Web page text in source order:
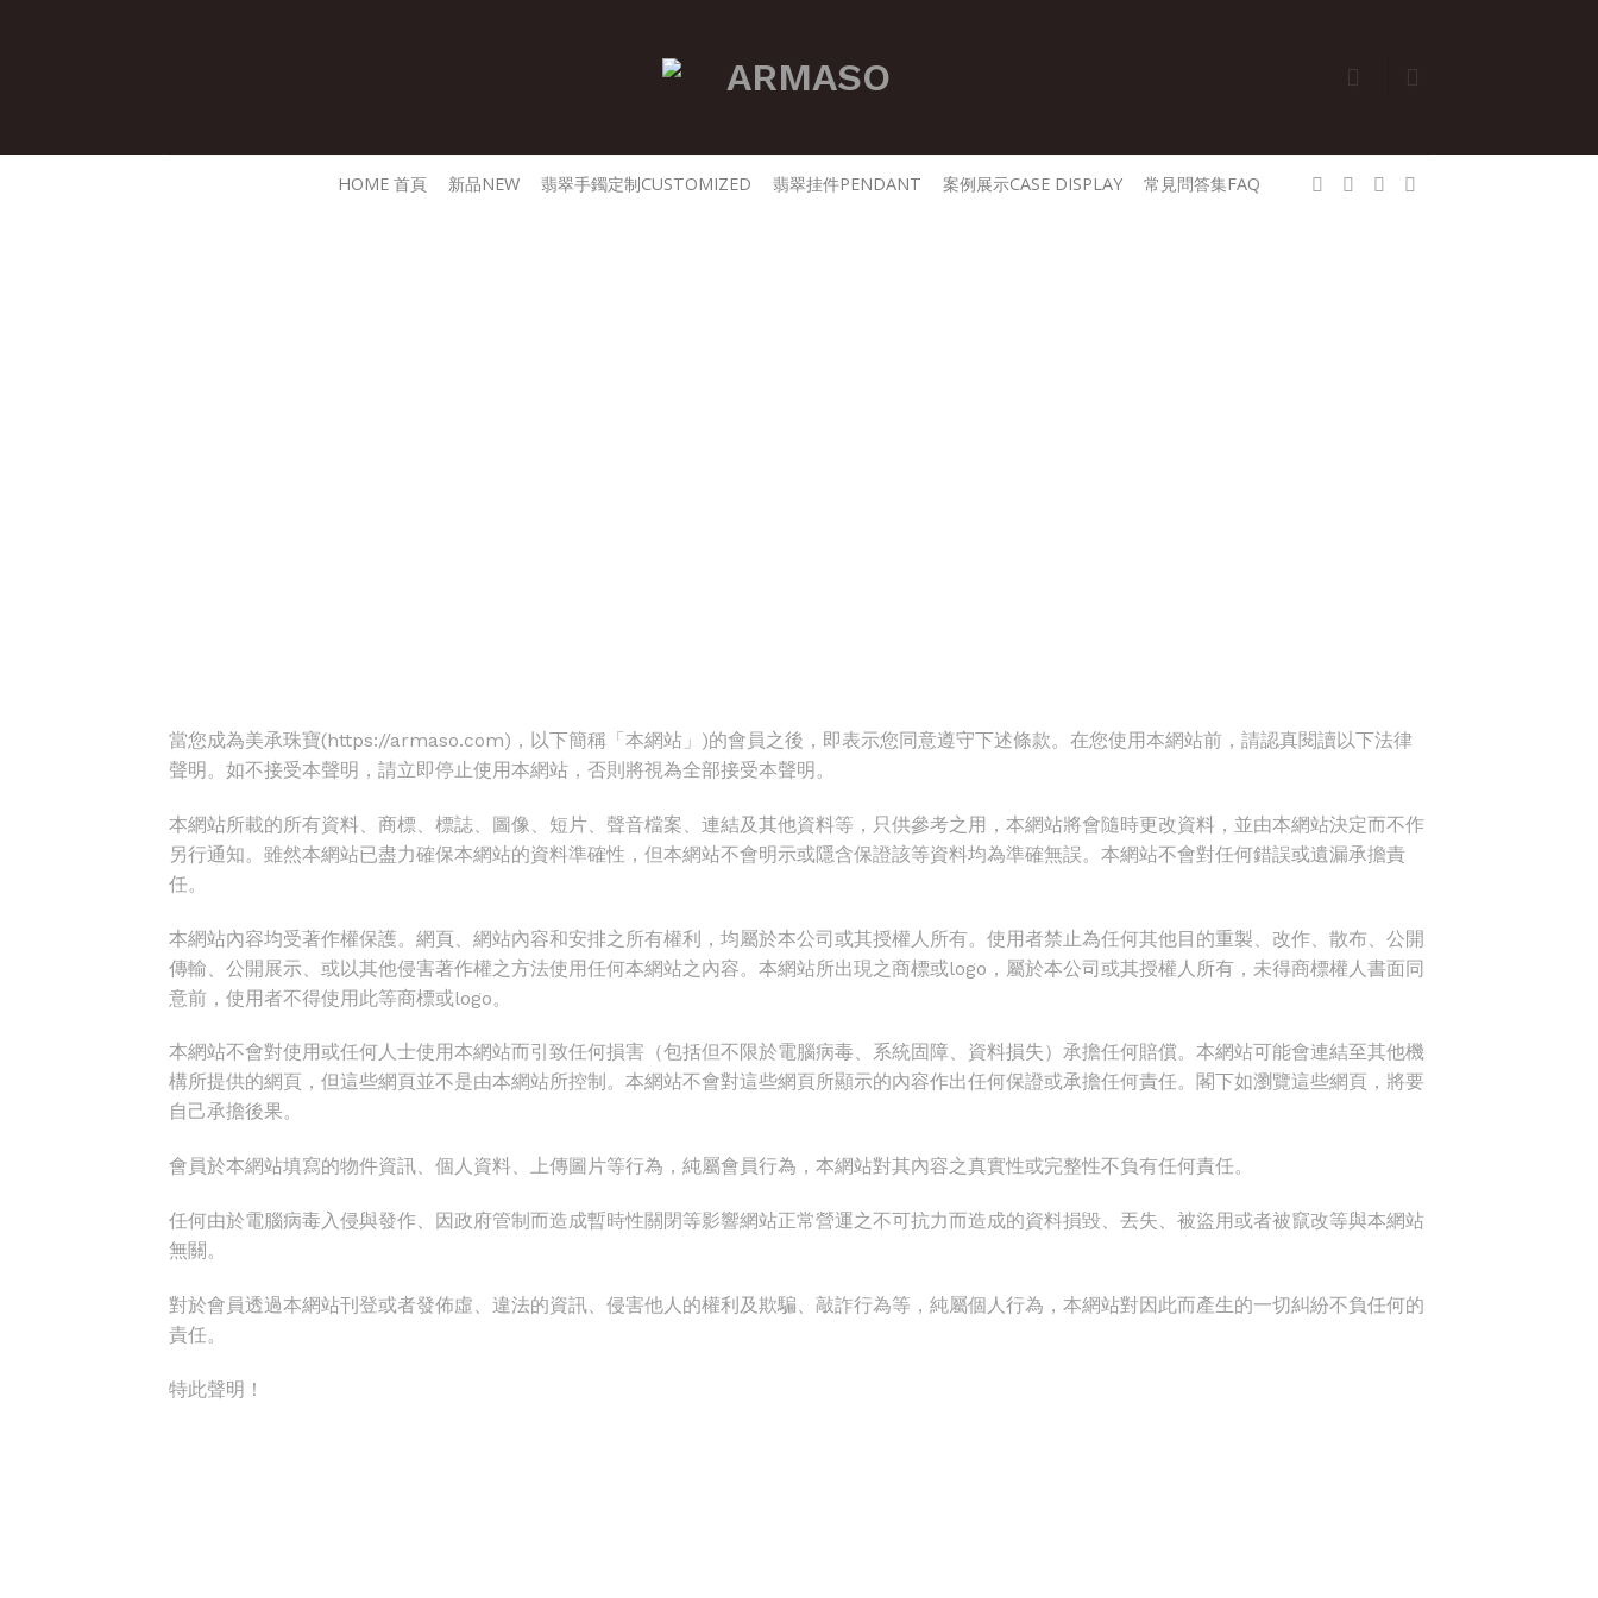
HOME 首頁 新品NEW 翡翠手鐲定制CUSTOMIZED 翡翠挂件PENDANT 案例展示CASE DISPLAY 常見問答集FAQ
當您成為美承珠寶(https://armaso.com)，以下簡稱「本網站」)的會員之後，即表示您同意遵守下述條款。在您使用本網站前，請認真閱讀以下法律
聲明。如不接受本聲明，請立即停止使用本網站，否則將視為全部接受本聲明。
本網站所載的所有資料、商標、標誌、圖像、短片、聲音檔案、連結及其他資料等，只供參考之用，本網站將會隨時更改資料，並由本網站決定而不作
另行通知。雖然本網站已盡力確保本網站的資料準確性，但本網站不會明示或隱含保證該等資料均為準確無誤。本網站不會對任何錯誤或遺漏承擔責
任。
本網站內容均受著作權保護。網頁、網站內容和安排之所有權利，均屬於本公司或其授權人所有。使用者禁止為任何其他目的重製、改作、散布、公開
傳輸、公開展示、或以其他侵害著作權之方法使用任何本網站之內容。本網站所出現之商標或logo，屬於本公司或其授權人所有，未得商標權人書面同
意前，使用者不得使用此等商標或logo。
本網站不會對使用或任何人士使用本網站而引致任何損害（包括但不限於電腦病毒、系統固障、資料損失）承擔任何賠償。本網站可能會連結至其他機
構所提供的網頁，但這些網頁並不是由本網站所控制。本網站不會對這些網頁所顯示的內容作出任何保證或承擔任何責任。閣下如瀏覽這些網頁，將要
自己承擔後果。
會員於本網站填寫的物件資訊、個人資料、上傳圖片等行為，純屬會員行為，本網站對其內容之真實性或完整性不負有任何責任。
任何由於電腦病毒入侵與發作、因政府管制而造成暫時性關閉等影響網站正常營運之不可抗力而造成的資料損毀、丟失、被盜用或者被竄改等與本網站
無關。
對於會員透過本網站刊登或者發佈虛、違法的資訊、侵害他人的權利及欺騙、敲詐行為等，純屬個人行為，本網站對因此而產生的一切糾紛不負任何的
責任。
特此聲明！